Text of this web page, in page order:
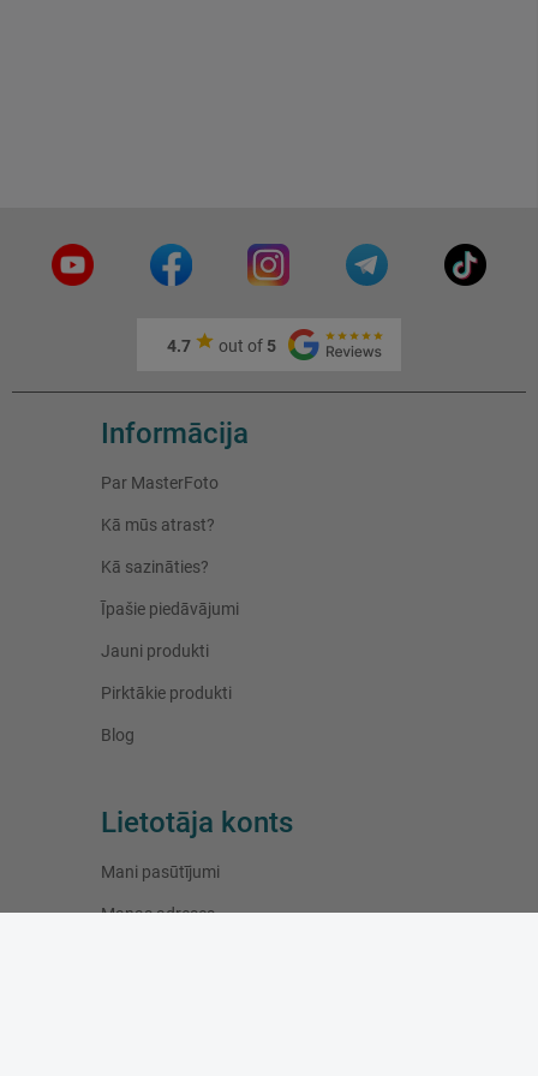
4.7 out of 5
Informācija
Par MasterFoto
Kā mūs atrast?
Kā sazināties?
Īpašie piedāvājumi
Jauni produkti
Pirktākie produkti
Blog
Lietotāja konts
Mani pasūtījumi
Manas adreses